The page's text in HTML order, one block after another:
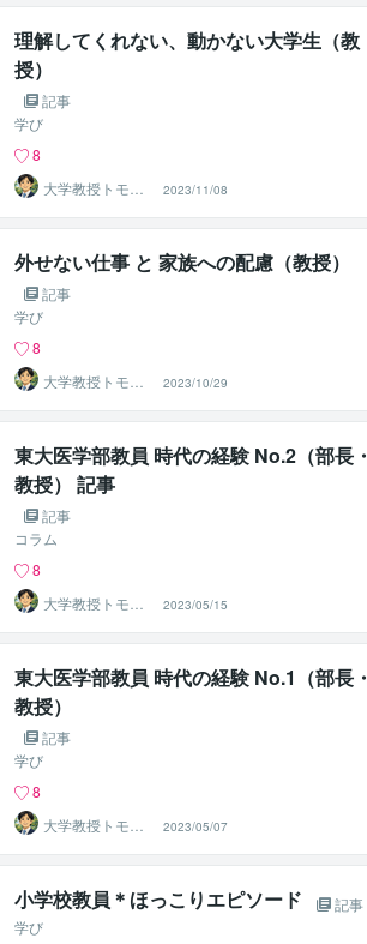
理解してくれない、動かない大学生（教
授）
記事
学び
8
大学教授トモ｜
元東大教員
2023/11/08
外せない仕事 と 家族への配慮（教授）
記事
学び
8
大学教授トモ｜
元東大教員
2023/10/29
東大医学部教員 時代の経験 No.2（部長・
教授） 記事
記事
コラム
8
大学教授トモ｜
元東大教員
2023/05/15
東大医学部教員 時代の経験 No.1（部長・
教授）
記事
学び
8
大学教授トモ｜
元東大教員
2023/05/07
小学校教員＊ほっこりエピソード
記事
学び